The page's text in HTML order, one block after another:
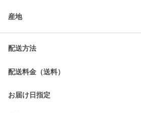
産地
配送方法
配送料金（送料）
お届け日指定